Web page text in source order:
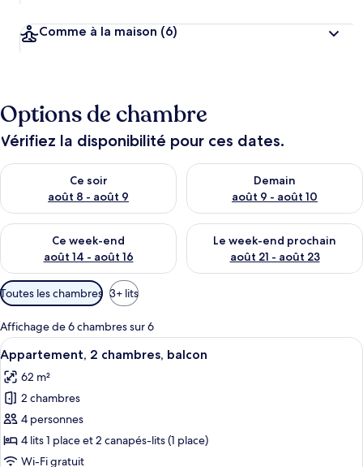
Comme à la maison (6)
Options de chambre
Vérifiez la disponibilité pour ces dates.
Ce soir
août 8 - août 9
Vérifier la disponibilité pour ce soir août 8 - août 9
Demain
août 9 - août 10
Vérifier la disponibilité pour
Ce week-end
août 14 - août 16
Vérifier la disponibilité pour ce week-end août 14 - août 16
Le week-end prochain
août 21 - août 23
Vérifier la disponibilité pour
Filtres
disponibles
pour
les
chambres
Toutes les chambres 3+ lits
Affichage de 6 chambres sur 6
Afficher
toutes
les
photos
pour
ce
type
Un salon avec un canapé gris, une
16
Appartement, 2 chambres, balcon
62 m²
2 chambres
4 personnes
4 lits 1 place et 2 canapés-lits (1 place)
Wi-Fi gratuit